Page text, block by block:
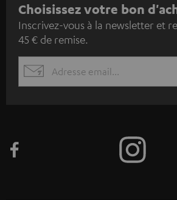
I
n
s
c
r
z
Choisissez votre bon
Inscrivez-vous à la newsletter et
45 € de remise.
EMAIL